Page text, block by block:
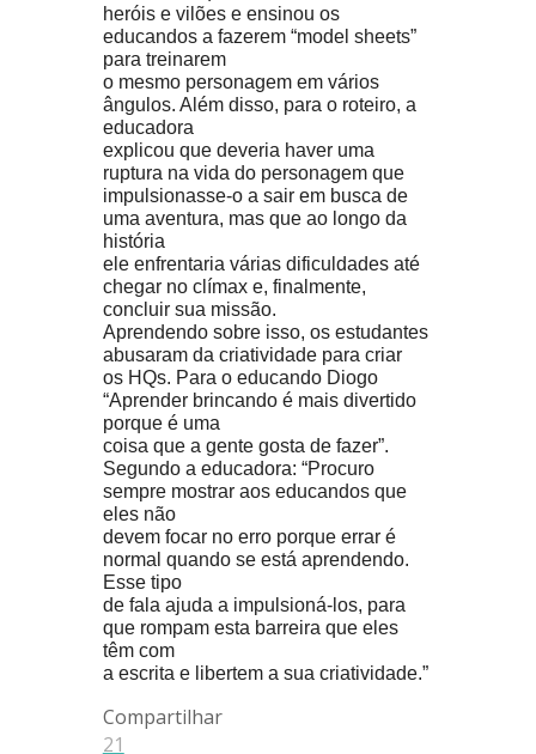
heróis e vilões e ensinou os
educandos a fazerem “model sheets”
para treinarem
o mesmo personagem em vários
ângulos. Além disso, para o roteiro, a
educadora
explicou que deveria haver uma
ruptura na vida do personagem que
impulsionasse-o a sair em busca de
uma aventura, mas que ao longo da
história
ele enfrentaria várias dificuldades até
chegar no clímax e, finalmente,
concluir sua missão.
Aprendendo sobre isso, os estudantes
abusaram da criatividade para criar
os HQs. Para o educando Diogo
“Aprender brincando é mais divertido
porque é uma
coisa que a gente gosta de fazer”.
Segundo a educadora: “Procuro
sempre mostrar aos educandos que
eles não
devem focar no erro porque errar é
normal quando se está aprendendo.
Esse tipo
de fala ajuda a impulsioná-los, para
que rompam esta barreira que eles
têm com
a escrita e libertem a sua criatividade.”
Compartilhar
21